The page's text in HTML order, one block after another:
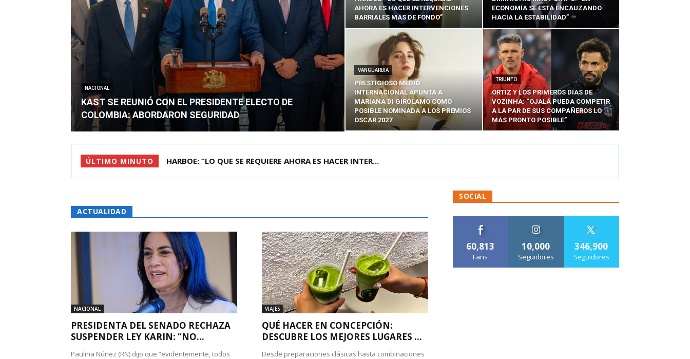
NACIONAL
KAST SE REUNIÓ CON EL PRESIDENTE ELECTO DE
COLOMBIA: ABORDARON SEGURIDAD
AHORA ES HACER INTERVENCIONES
BARRIALES MÁS DE FONDO”
ECONOMÍA SE ESTÁ ENCAUZANDO
HACIA LA ESTABILIDAD”
VANGUARDIA
PRESTIGIOSO MEDIO
INTERNACIONAL APUNTA A
MARIANA DI GIROLAMO COMO
POSIBLE NOMINADA A LOS PREMIOS
OSCAR 2027
TRIUNFO
ORTIZ Y LOS PRIMEROS DÍAS DE
VOZINHA: “OJALÁ PUEDA COMPETIR
A LA PAR DE SUS COMPAÑEROS LO
MÁS PRONTO POSIBLE”
ÚLTIMO MINUTO BIMINISTRO MAS POR IPC: “LA ECONOMÍA SE ESTÁ ENC...
ACTUALIDAD
NACIONAL
PRESIDENTA DEL SENADO RECHAZA
SUSPENDER LEY KARIN: “NO...
Paulina Núñez (RN) dijo que “evidentemente, todos
VIAJES
QUÉ HACER EN CONCEPCIÓN:
DESCUBRE LOS MEJORES LUGARES ...
Desde preparaciones clásicas hasta combinaciones
SOCIAL
60,813
Fans
10,000
Seguidores
346,900
Seguidores